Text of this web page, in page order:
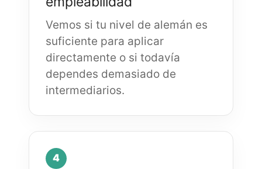
Vemos si tu nivel de alemán es
suficiente para aplicar
directamente o si todavía
dependes demasiado de
intermediarios.
4